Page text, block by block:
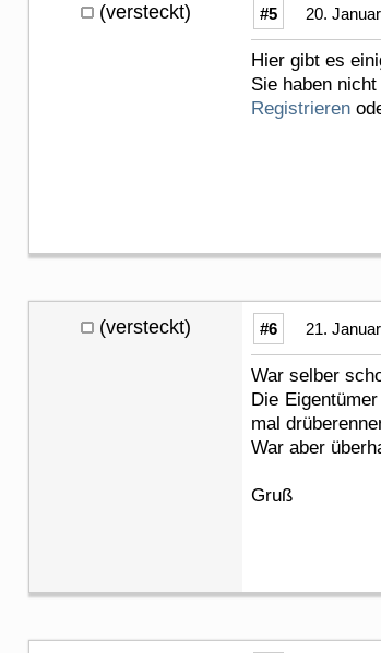
(versteckt) #5 20.
Hier gibt es
Sie haben
Registrieren
(versteckt) #6 21.
War selber
Die
mal
War aber
Gruß